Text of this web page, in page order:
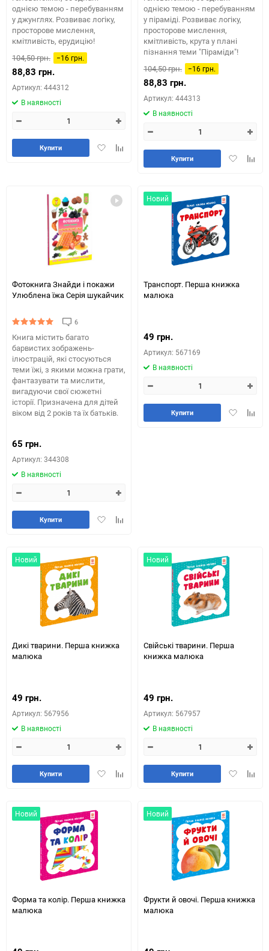
однією темою - перебуванням
у джунглях. Розвиває логіку,
просторове мислення,
кмітливість, ерудицію!
104,50 грн.
−16 грн.
88,83 грн.
Артикул: 444312
В наявності
ДодатиДодайте
Купити
однією темою - перебуванням
у піраміді. Розвиває логіку,
просторове мислення,
кмітливість, крута у плані
пізнання теми "Піраміди"!
104,50 грн.
−16 грн.
88,83 грн.
Артикул: 444313
В наявності
Додати
Купити
Фотокнига Знайди і покажи
Улюблена їжа Серія шукайчик
6
Книга містить багато
барвистих зображень-
ілюстрацій, які стосуються
теми їжі, з якими можна грати,
фантазувати та мислити,
вигадуючи свої сюжетні
історії. Призначена для дітей
віком від 2 років та їх батьків.
65 грн.
Артикул: 344308
В наявності
ДодатиДодайте
порівняння
Купити
Новий
Транспорт. Перша книжка
малюка
49 грн.
Артикул: 567169
В наявності
Додати
Купити
Новий
Дикі тварини. Перша книжка
малюка
49 грн.
Артикул: 567956
В наявності
ДодатиДодайте
порівняння
Купити
Новий
Свійські тварини. Перша
книжка малюка
49 грн.
Артикул: 567957
В наявності
Додати
Купити
Новий
Форма та колір. Перша книжка
малюка
Новий
Фрукти й овочі. Перша книжка
малюка